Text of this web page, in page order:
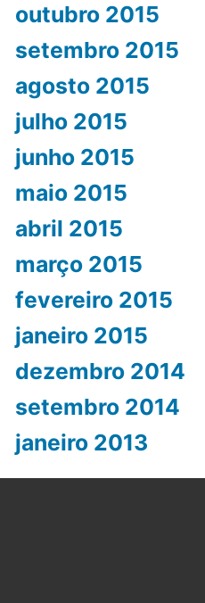
outubro 2015
setembro 2015
agosto 2015
julho 2015
junho 2015
maio 2015
abril 2015
março 2015
fevereiro 2015
janeiro 2015
dezembro 2014
setembro 2014
janeiro 2013